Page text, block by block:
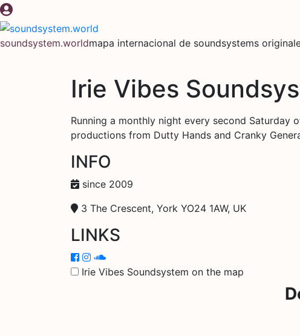
Ir
al
contenido
soundsystem.worldmapa internacional de soundsystems
Irie Vibes
Running a monthly night every second Saturday
productions from Dutty Hands and Cranky
INFO
since 2009
3 The Crescent, York YO24 1AW, UK
LINKS
Irie Vibes Soundsystem on the map